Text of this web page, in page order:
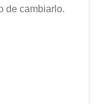
de cambiarlo.